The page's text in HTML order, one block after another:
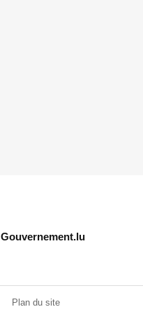
Gouvernement.lu
Plan du site